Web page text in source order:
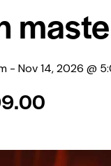
- Nov 14, 2026 @